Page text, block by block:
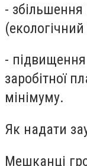
-
- підвищення
заробітної
мінімуму.
Як надати
Мешканці